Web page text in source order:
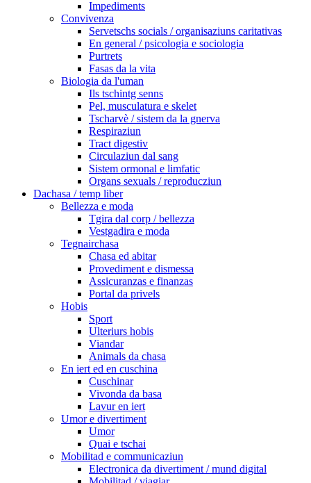
Impediments
Convivenza
Servetschs socials / organisaziuns caritativas
En general / psicologia e sociologia
Purtrets
Fasas da la vita
Biologia da l'uman
Ils tschintg senns
Pel, musculatura e skelet
Tscharvè / sistem da la gnerva
Respiraziun
Tract digestiv
Circulaziun dal sang
Sistem ormonal e limfatic
Organs sexuals / reproducziun
Dachasa / temp liber
Bellezza e moda
Tgira dal corp / bellezza
Vestgadira e moda
Tegnairchasa
Chasa ed abitar
Provediment e dismessa
Assicuranzas e finanzas
Portal da privels
Hobis
Sport
Ulteriurs hobis
Viandar
Animals da chasa
En iert ed en cuschina
Cuschinar
Vivonda da basa
Lavur en iert
Umor e divertiment
Umor
Quai e tschai
Mobilitad e communicaziun
Electronica da divertiment / mund digital